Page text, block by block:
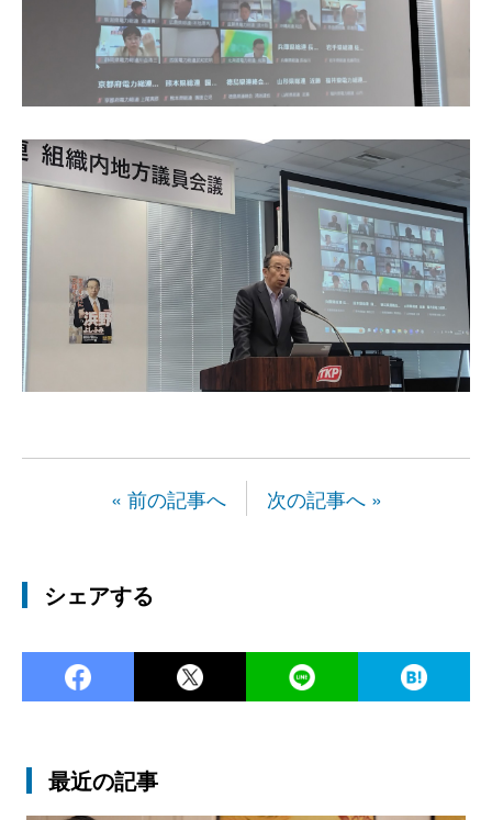
« 前の記事へ 次の記事へ »
シェアする
Facebook Twitter
最近の記事